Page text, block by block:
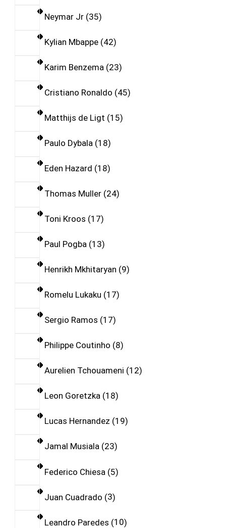
Neymar Jr 35
Kylian Mbappe 42
Karim Benzema 23
Cristiano Ronaldo 45
Matthijs de Ligt 15
Paulo Dybala 18
Eden Hazard 18
Thomas Muller 24
Toni Kroos 17
Paul Pogba 13
Henrikh Mkhitaryan 9
Romelu Lukaku 17
Sergio Ramos 17
Philippe Coutinho 8
Aurelien Tchouameni 12
Leon Goretzka 18
Lucas Hernandez 19
Jamal Musiala 23
Federico Chiesa 5
Juan Cuadrado 3
Leandro Paredes 10